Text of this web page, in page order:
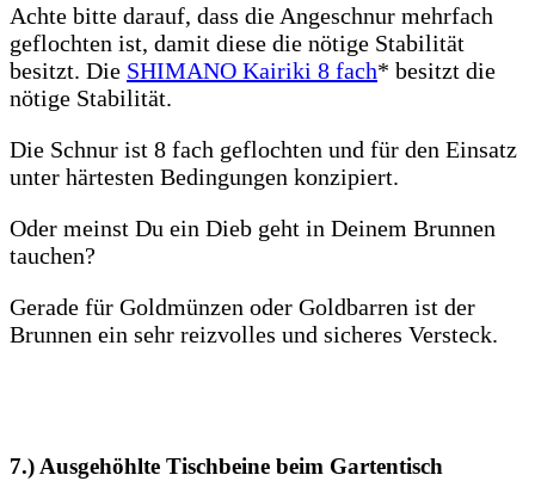
Achte bitte darauf, dass die Angeschnur mehrfach
geflochten ist, damit diese die nötige Stabilität
besitzt. Die SHIMANO Kairiki 8 fach* besitzt die
nötige Stabilität.
Die Schnur ist 8 fach geflochten und für den Einsatz
unter härtesten Bedingungen konzipiert.
Oder meinst Du ein Dieb geht in Deinem Brunnen
tauchen?
Gerade für Goldmünzen oder Goldbarren ist der
Brunnen ein sehr reizvolles und sicheres Versteck.
7.) Ausgehöhlte Tischbeine beim Gartentisch